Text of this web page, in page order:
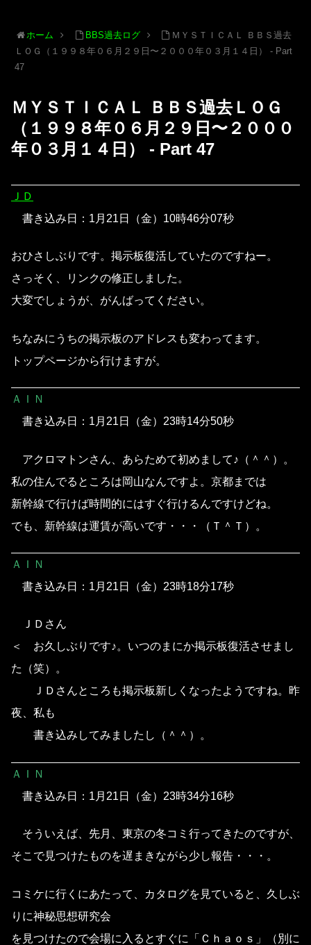
ホーム BBS過去ログ
ＭＹＳＴＩＣＡＬ ＢＢＳ過去
ＬＯＧ（１９９８年０６月２９日〜２０００年０３月１４日） - Part
47
ＭＹＳＴＩＣＡＬ ＢＢＳ過去ＬＯＧ
（１９９８年０６月２９日〜２０００
年０３月１４日） - Part 47
ＪＤ
書き込み日：1月21日（金）10時46分07秒
おひさしぶりです。掲示板復活していたのですねー。
さっそく、リンクの修正しました。
大変でしょうが、がんばってください。
ちなみにうちの掲示板のアドレスも変わってます。
トップページから行けますが。
ＡＩＮ
書き込み日：1月21日（金）23時14分50秒
アクロマトンさん、あらためて初めまして♪（＾＾）。
私の住んでるところは岡山なんですよ。京都までは
新幹線で行けば時間的にはすぐ行けるんですけどね。
でも、新幹線は運賃が高いです・・・（Ｔ＾Ｔ）。
ＡＩＮ
書き込み日：1月21日（金）23時18分17秒
ＪＤさん
＜ お久しぶりです♪。いつのまにか掲示板復活させまし
た（笑）。
ＪＤさんところも掲示板新しくなったようですね。昨
夜、私も
書き込みしてみましたし（＾＾）。
ＡＩＮ
書き込み日：1月21日（金）23時34分16秒
そういえば、先月、東京の冬コミ行ってきたのですが、
そこで見つけたものを遅まきながら少し報告・・・。
コミケに行くにあたって、カタログを見ていると、久しぶ
りに神秘思想研究会
を見つけたので会場に入るとすぐに「Ｃｈａｏｓ」（別に